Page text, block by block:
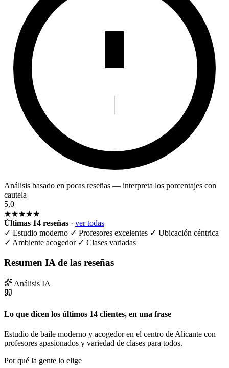
Análisis basado en pocas reseñas — interpreta los porcentajes con
cautela
5,0
★★★★★
Últimas 14 reseñas · ver todas
✓ Estudio moderno ✓ Profesores excelentes ✓ Ubicación céntrica
✓ Ambiente acogedor ✓ Clases variadas
Resumen IA de las reseñas
Análisis IA
Lo que dicen los últimos 14 clientes, en una frase
Estudio de baile moderno y acogedor en el centro de Alicante con
profesores apasionados y variedad de clases para todos.
Por qué la gente lo elige